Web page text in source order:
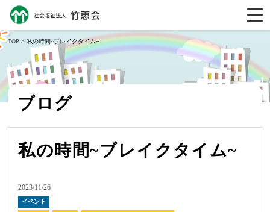
TOP > 私の時間~ブレイクタイム~
ブログ
私の時間~ブレイクタイム~
2023/11/26
イベント